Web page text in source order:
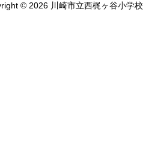
© 2026 川崎市立西梶ヶ谷小学校